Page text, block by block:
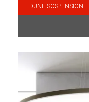
DUNE SOSPENSIONE